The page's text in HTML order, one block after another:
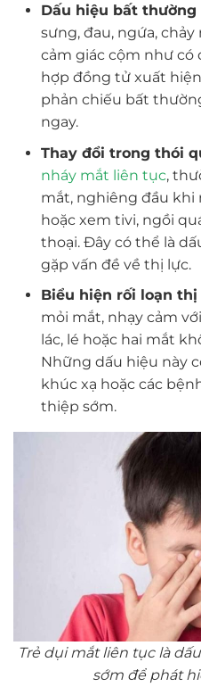
Dấu hiệu bất
sưng, đau, ngứa,
cảm giác cộm như có
hợp đồng tử xuất
phản chiếu bất
ngay.
Thay đổi trong thói
nháy mắt liên tục,
mắt, nghiêng đầu khi
hoặc xem tivi, ngồi
thoại. Đây có thể là
gặp vấn đề về thị lực.
Biểu hiện rối loạn thị
mỏi mắt, nhạy cảm
lác, lé hoặc hai mắt
Những dấu hiệu này
khúc xạ hoặc các
thiệp sớm.
Trẻ dụi mắt liên tục là
sớm để phát